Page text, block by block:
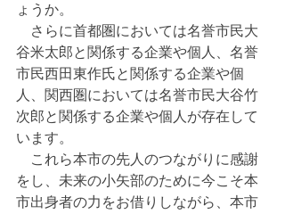
ょうか。
さらに首都圏においては名誉市民大
谷米太郎と関係する企業や個人、名誉
市民西田東作氏と関係する企業や個
人、関西圏においては名誉市民大谷竹
次郎と関係する企業や個人が存在して
います。
これら本市の先人のつながりに感謝
をし、未来の小矢部のために今こそ本
市出身者の力をお借りしながら、本市